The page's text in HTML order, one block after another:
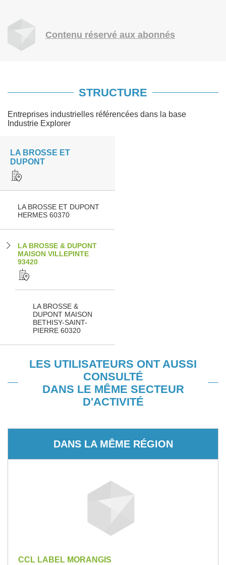
Contenu réservé aux abonnés
STRUCTURE
Entreprises industrielles référencées dans la base
Industrie Explorer
LA BROSSE ET
DUPONT
LA BROSSE ET DUPONT
HERMES 60370
LA BROSSE & DUPONT
MAISON VILLEPINTE
93420
LA BROSSE &
DUPONT MAISON
BETHISY-SAINT-
PIERRE 60320
LES UTILISATEURS ONT AUSSI
CONSULTÉ
DANS LE MÊME SECTEUR
D'ACTIVITÉ
DANS LA MÊME RÉGION
CCL LABEL MORANGIS